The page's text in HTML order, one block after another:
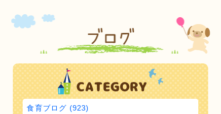
食育ブログ (923)